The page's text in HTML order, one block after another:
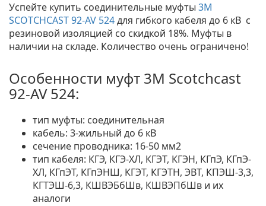
Успейте купить соединительные муфты 3M
SCOTCHCAST 92-AV 524для гибкого кабеля до 6 кВ с
резиновой изоляцией со скидкой 18%. Муфты в
наличии на складе. Количество очень ограничено!
Особенности муфт 3M Scotchcast
92-AV 524:
тип муфты: соединительная
кабель: 3-жильный до 6 кВ
сечение проводника: 16-50 мм2
тип кабеля: КГЭ, КГЭ-ХЛ, КГЭТ, КГЭН, КГпЭ, КГпЭ-
ХЛ, КГпЭТ, КГпЭНШ, КГЭТ, КГЭТН, ЭВТ, КПЭШ-3,3,
КГТЭШ-6,3, КШВЭБбШв, КШВЭПбШв и их
аналоги